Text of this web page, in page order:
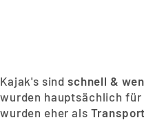
Kajak's sindschnell &
wurden hauptsächlich für
wurden eher als